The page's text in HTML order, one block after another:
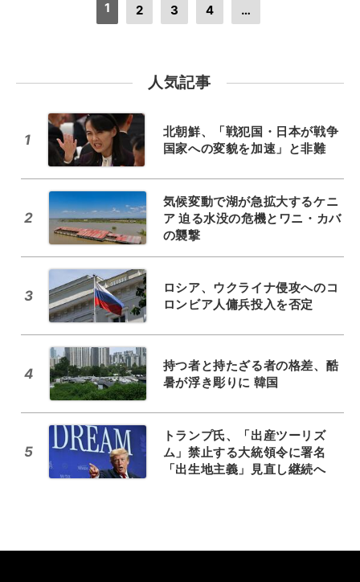
1 2 3 4 …
人気記事
1
北朝鮮、「戦犯国・日本が戦争
国家への変貌を加速」と非難
2
気候変動で湖が急拡大するケニ
ア 迫る水没の危機とワニ・カバ
の襲撃
3
ロシア、ウクライナ侵攻へのコ
ロンビア人傭兵投入を否定
4
持つ者と持たざる者の格差、酷
暑が浮き彫りに 韓国
5
トランプ氏、「出産ツーリズ
ム」禁止する大統領令に署名
「出生地主義」見直し継続へ